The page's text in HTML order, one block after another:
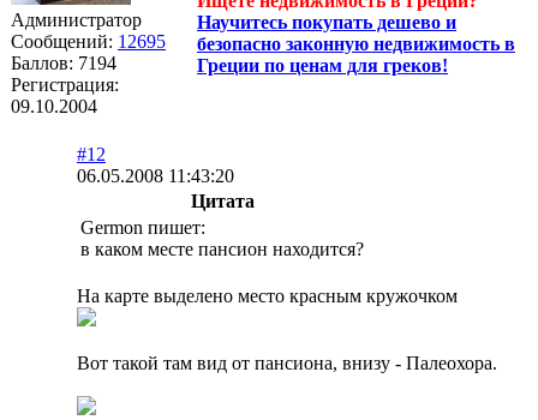
Администратор
Сообщений: 12695
Баллов: 7194
Регистрация:
09.10.2004
Научитесь покупать дешево и
безопасно законную недвижимость в
Греции по ценам для греков!
#12
06.05.2008 11:43:20
Цитата
Germon пишет:
в каком месте пансион находится?
На карте выделено место красным кружочком
Вот такой там вид от пансиона, внизу - Палеохора.